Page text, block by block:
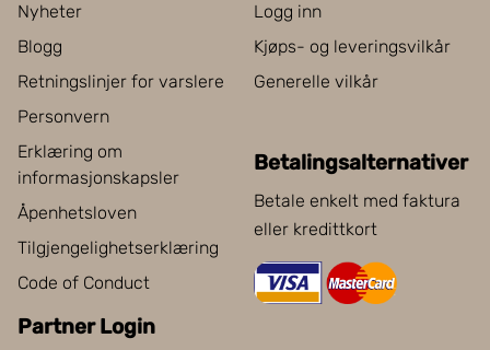
Nyheter
Blogg
Retningslinjer for varslere
Personvern
Erklæring om
informasjonskapsler
Åpenhetsloven
Tilgjengelighetserklæring
Code of Conduct
Partner Login
Logg inn
Kjøps- og leveringsvilkår
Generelle vilkår
Betalingsalternativer
Betale enkelt med faktura
eller kredittkort